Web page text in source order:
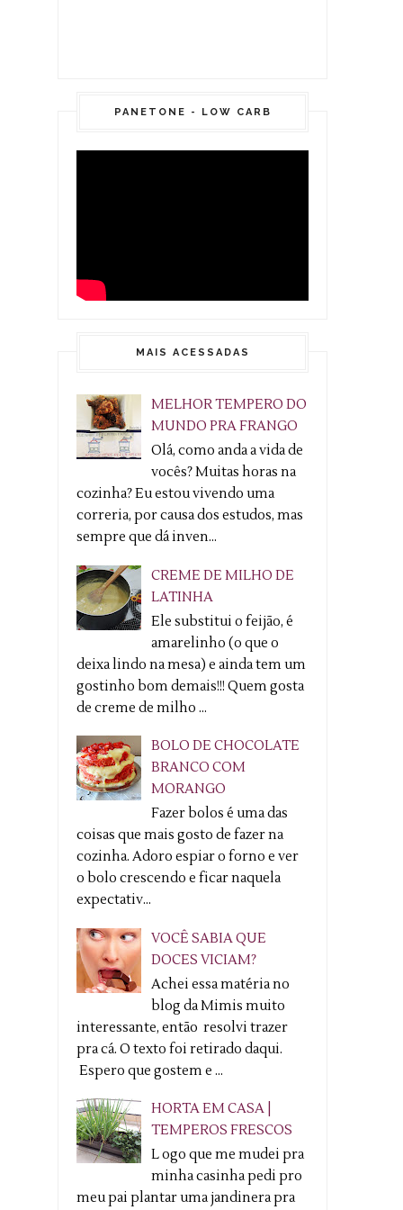
PANETONE - LOW CARB
MAIS ACESSADAS
MELHOR TEMPERO DO
MUNDO PRA FRANGO
Olá, como anda a vida de
vocês? Muitas horas na
cozinha? Eu estou vivendo uma
correria, por causa dos estudos, mas
sempre que dá inven...
CREME DE MILHO DE
LATINHA
Ele substitui o feijão, é
amarelinho (o que o
deixa lindo na mesa) e ainda tem um
gostinho bom demais!!! Quem gosta
de creme de milho ...
BOLO DE CHOCOLATE
BRANCO COM
MORANGO
Fazer bolos é uma das
coisas que mais gosto de fazer na
cozinha. Adoro espiar o forno e ver
o bolo crescendo e ficar naquela
expectativ...
VOCÊ SABIA QUE
DOCES VICIAM?
Achei essa matéria no
blog da Mimis muito
interessante, então resolvi trazer
pra cá. O texto foi retirado daqui.
Espero que gostem e ...
HORTA EM CASA |
TEMPEROS FRESCOS
L ogo que me mudei pra
minha casinha pedi pro
meu pai plantar uma jandinera pra